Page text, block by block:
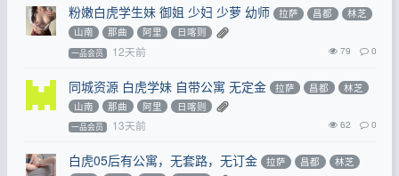
粉嫩白虎学生妹 御姐 少妇 少萝 幼师 拉萨 昌都
林芝
山南
那曲 阿里 日喀则
一品会员 12天前 79 0
同城资源 白虎学妹 自带公寓 无定金 拉萨 昌都
林芝
山南
那曲 阿里 日喀则
一品会员 13天前 62 0
白虎05后有公寓，无套路，无订金 拉萨 昌都
林芝